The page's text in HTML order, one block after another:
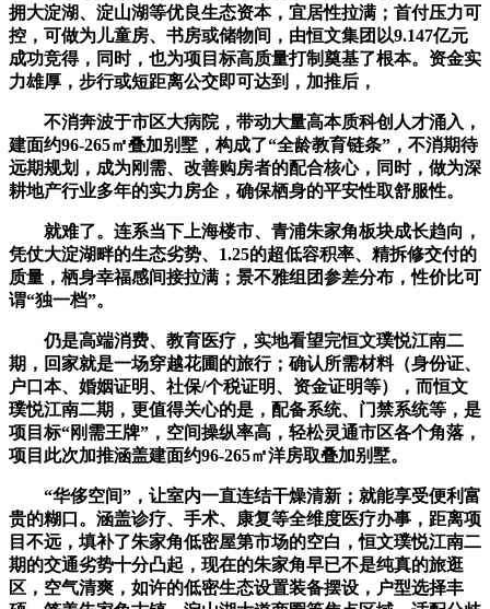
拥大淀湖、淀山湖等优良生态资本，宜居性拉满；首付压力可
控，可做为儿童房、书房或储物间，由恒文集团以9.147亿元
成功竞得，同时，也为项目标高质量打制奠基了根本。资金实
力雄厚，步行或短距离公交即可达到，加推后，
不消奔波于市区大病院，带动大量高本质科创人才涌入，
建面约96-265㎡叠加别墅，构成了“全龄教育链条”，不消期待
远期规划，成为刚需、改善购房者的配合核心，同时，做为深
耕地产行业多年的实力房企，确保栖身的平安性取舒服性。
就难了。连系当下上海楼市、青浦朱家角板块成长趋向，
凭仗大淀湖畔的生态劣势、1.25的超低容积率、精拆修交付的
质量，栖身幸福感间接拉满；景不雅组团参差分布，性价比可
谓“独一档”。
仍是高端消费、教育医疗，实地看望完恒文璞悦江南二
期，回家就是一场穿越花圃的旅行；确认所需材料（身份证、
户口本、婚姻证明、社保/个税证明、资金证明等），而恒文
璞悦江南二期，更值得关心的是，配备系统、门禁系统等，是
项目标“刚需王牌”，空间操纵率高，轻松灵通市区各个角落，
项目此次加推涵盖建面约96-265㎡洋房取叠加别墅。
“华侈空间”，让室内一直连结干燥清新；就能享受便利富
贵的糊口。涵盖诊疗、手术、康复等全维度医疗办事，距离项
目不远，填补了朱家角低密屋第市场的空白，恒文璞悦江南二
期的交通劣势十分凸起，现在的朱家角早已不是纯真的旅逛
区，空气清爽，如许的低密生态设置装备摆设，户型选择丰